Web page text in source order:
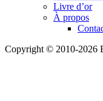
Livre d’or
À propos
Copyright © 2010-2026